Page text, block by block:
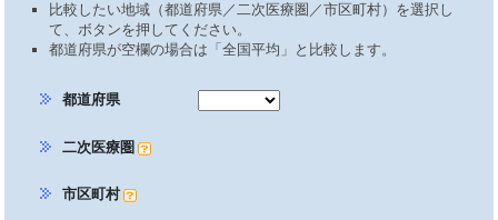
比較したい地域（都道府県／二次医療圏／市区町村）を選択し
て、ボタンを押してください。
都道府県が空欄の場合は「全国平均」と比較します。
都道府県
二次医療圏
市区町村